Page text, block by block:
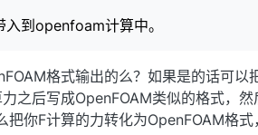
到openfoam计算中。
格式输出的么？如果是的话可以
之后写成OpenFOAM类似的格式，然
你F计算的力转化为OpenFOAM格式